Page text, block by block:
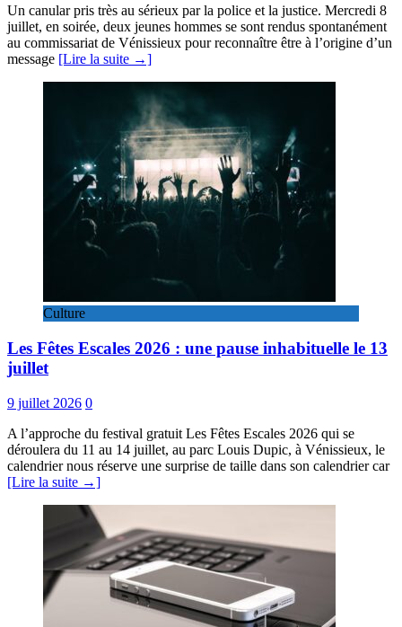
Un canular pris très au sérieux par la police et la justice. Mercredi 8
juillet, en soirée, deux jeunes hommes se sont rendus spontanément
au commissariat de Vénissieux pour reconnaître être à l’origine d’un
message [Lire la suite →]
Culture
Les Fêtes Escales 2026 : une pause inhabituelle le 13
juillet
9 juillet 2026 0
A l’approche du festival gratuit Les Fêtes Escales 2026 qui se
déroulera du 11 au 14 juillet, au parc Louis Dupic, à Vénissieux, le
calendrier nous réserve une surprise de taille dans son calendrier car
[Lire la suite →]